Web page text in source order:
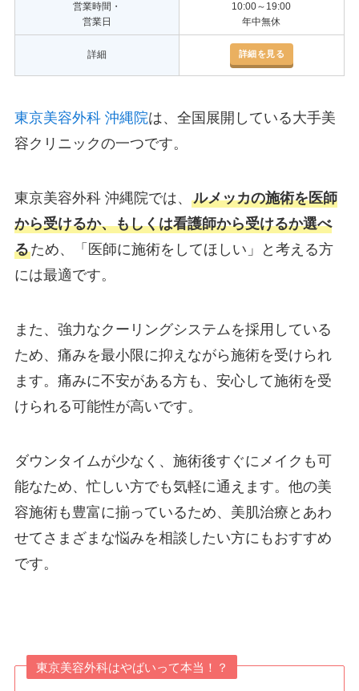
営業時間・
営業日
10:00～19:00
年中無休
詳細 詳細を見る
東京美容外科 沖縄院は、全国展開している大手美
容クリニックの一つです。
東京美容外科 沖縄院では、 ルメッカの施術を医師
から受けるか、もしくは看護師から受けるか選べ
るため、「医師に施術をしてほしい」と考える方
には最適です。
また、強力なクーリングシステムを採用している
ため、痛みを最小限に抑えながら施術を受けられ
ます。痛みに不安がある方も、安心して施術を受
けられる可能性が高いです。
ダウンタイムが少なく、施術後すぐにメイクも可
能なため、忙しい方でも気軽に通えます。他の美
容施術も豊富に揃っているため、美肌治療とあわ
せてさまざまな悩みを相談したい方にもおすすめ
です。
東京美容外科はやばいって本当！？